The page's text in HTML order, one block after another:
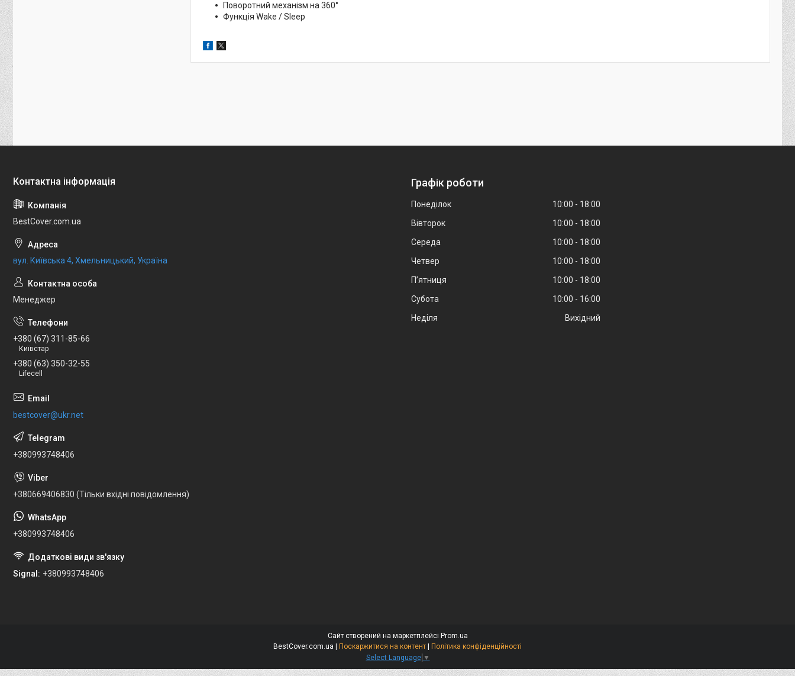
Поворотний механізм на 360°
Функція Wake / Sleep
BestCover.com.ua
вул. Київська 4, Хмельницький, Україна
Менеджер
+380 (67) 311-85-66
Київстар
+380 (63) 350-32-55
Lifecell
bestcover@ukr.net
+380993748406
+380669406830 (Тільки вхідні повідомлення)
+380993748406
Signal +380993748406
Графік роботи
Понеділок 10:00
18:00
Вівторок
10:00
18:00
Середа
10:00
18:00
Четвер
10:00
18:00
Пʼятниця
10:00
18:00
Субота
10:00
16:00
Неділя
Вихідний
Сайт створений на маркетплейсі Prom.ua
Поскаржитися на контент
Політика конфіденційності
Select Language ▼